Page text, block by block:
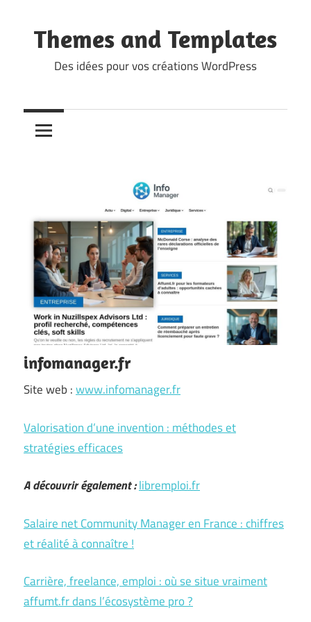
content
Themes and Templates
Des idées pour vos créations WordPress
infomanager.fr
Site web :www.infomanager.fr
Valorisation d’une invention : méthodes et
stratégies efficaces
A découvrir également :libremploi.fr
Salaire net Community Manager en France : chiffres
et réalité à connaître !
Carrière, freelance, emploi : où se situe vraiment
affumt.fr dans l’écosystème pro ?